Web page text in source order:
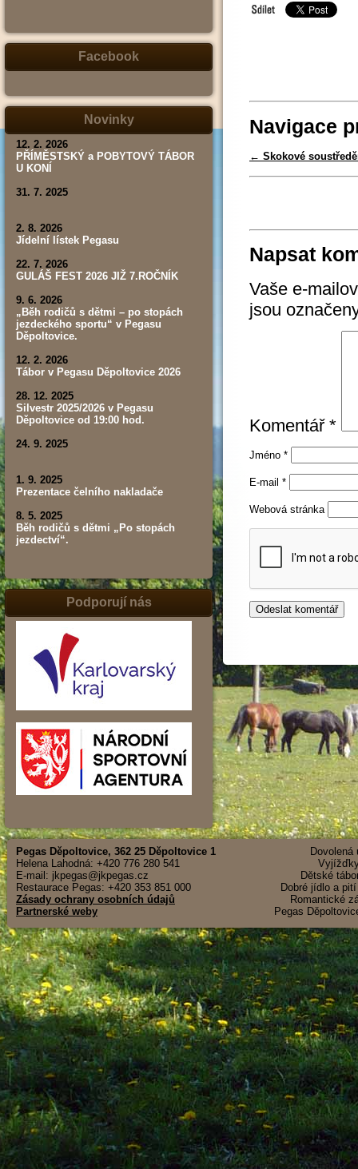
jeho
část
spojení
tábor,
Facebook
Novinky
12. 2. 2026
PŘÍMĚSTSKÝ a POBYTOVÝ TÁBOR
U KONÍ
31. 7. 2025
2. 8. 2026
Jídelní lístek Pegasu
22. 7. 2026
GULÁŠ FEST 2026 JIŽ 7.ROČNÍK
9. 6. 2026
„Běh rodičů s dětmi – po stopách
jezdeckého sportu“ v Pegasu
Děpoltovice.
12. 2. 2026
Tábor v Pegasu Děpoltovice 2026
28. 12. 2025
Silvestr 2025/2026 v Pegasu
Děpoltovice od 19:00 hod.
24. 9. 2025
1. 9. 2025
Prezentace čelního nakladače
8. 5. 2025
Běh rodičů s dětmi „Po stopách
jezdectví“.
Podporují nás
Navigace
← Skokové
Napsat
Vaše e-
jsou
Komentář *
Jméno *
E-mail *
Webová stránka
Pegas Děpoltovice, 362 25 Děpoltovice 1
Helena Lahodná: +420 776 280 541
E-mail: jkpegas@jkpegas.cz
Restaurace Pegas: +420 353 851 000
Zásady ochrany osobních údajů
Partnerské weby
Dětské
Dobré jídlo a
Romantické
Pegas